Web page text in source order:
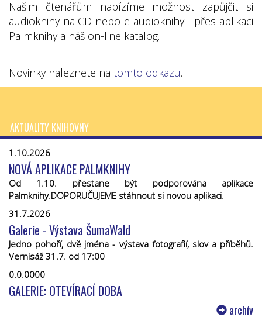
Našim čtenářům nabízíme možnost zapůjčit si
audioknihy na CD nebo e-audioknihy - přes aplikaci
Palmknihy a náš on-line katalog.
Novinky naleznete na tomto odkazu.
AKTUALITY KNIHOVNY
1.10.2026
NOVÁ APLIKACE PALMKNIHY
Od 1.10. přestane být podporována aplikace
Palmknihy.DOPORUČUJEME stáhnout si novou aplikaci.
31.7.2026
Galerie - Výstava ŠumaWald
Jedno pohoří, dvě jména - výstava fotografií, slov a příběhů.
Vernisáž 31.7. od 17:00
0.0.0000
GALERIE: OTEVÍRACÍ DOBA
archív